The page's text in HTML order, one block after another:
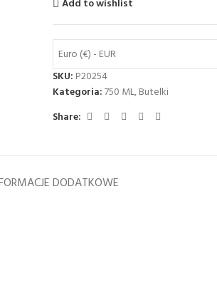
Add to wishlist
Euro (€) - EUR
SKU: P20254
Kategoria:750 ML,Butelki
Share:
DODATKOWE